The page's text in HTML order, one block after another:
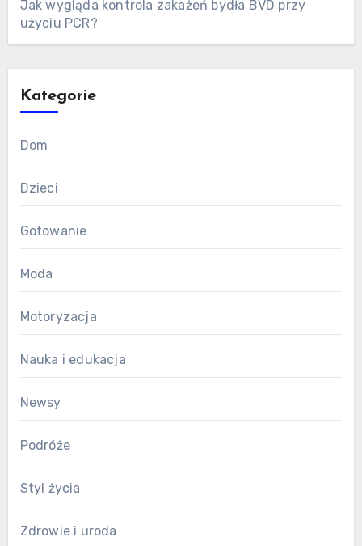
Jak wygląda kontrola zakażeń bydła BVD przy
użyciu PCR?
Kategorie
Dom
Dzieci
Gotowanie
Moda
Motoryzacja
Nauka i edukacja
Newsy
Podróże
Styl życia
Zdrowie i uroda